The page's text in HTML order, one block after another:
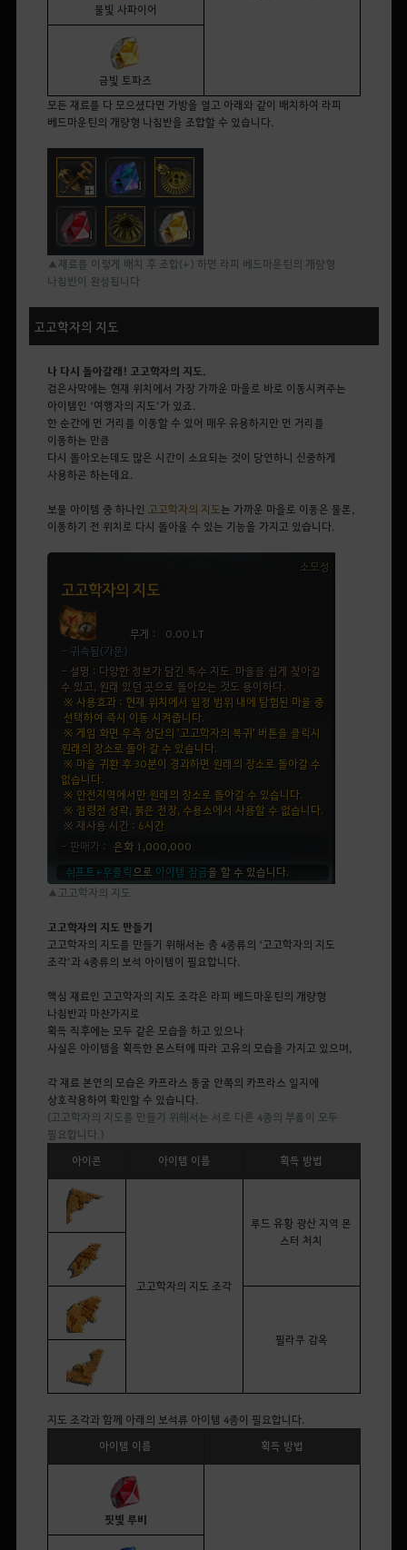
물빛 사파이어
금빛 토파즈
모든 재료를 다 모으셨다면 가방을 열고 아래와 같이 배치하여 라피
베드마운틴의 개량형 나침반을 조합할 수 있습니다.
▲재료를 이렇게 배치 후 조합(+) 하면 라피 베드마운틴의 개량형
나침반이 완성됩니다
고고학자의 지도
나 다시 돌아갈래! 고고학자의 지도.
검은사막에는 현재 위치에서 가장 가까운 마을로 바로 이동시켜주는
아이템인 ‘여행자의 지도’가 있죠.
한 순간에 먼 거리를 이동할 수 있어 매우 유용하지만 먼 거리를
이동하는 만큼
다시 돌아오는데도 많은 시간이 소요되는 것이 당연하니 신중하게
사용하곤 하는데요.
보물 아이템 중 하나인 고고학자의 지도는 가까운 마을로 이동은 물론
이동하기 전 위치로 다시 돌아올 수 있는 기능을 가지고 있습니다.
▲고고학자의 지도
고고학자의 지도 만들기
고고학자의 지도를 만들기 위해서는 총 4종류의 ‘고고학자의 지도
조각’과4종류의 보석 아이템이 필요합니다.
핵심 재료인 고고학자의 지도 조각은 라피 베드마운틴의 개량형
나침반과 마찬가지로
획득 직후에는 모두 같은 모습을 하고 있으나
사실은 아이템을 획득한몬스터에 따라 고유의 모습을 가지고 있으며
각 재료 본연의 모습은 카프라스 동굴 안쪽의 카프라스 일지에
상호작용하여 확인할 수 있습니다.
(고고학자의 지도를 만들기 위해서는 서로 다른 4종의 부품이 모두
필요합니다.)
아이콘
아이템 이름 획득 방법
고고학자의 지도 조각
루드 유황 광산 지역 몬
스터 처치
필라쿠 감옥
지도 조각과 함께 아래의 보석류 아이템 4종이 필요합니다.
아이템 이름
획득 방법
핏빛 루비